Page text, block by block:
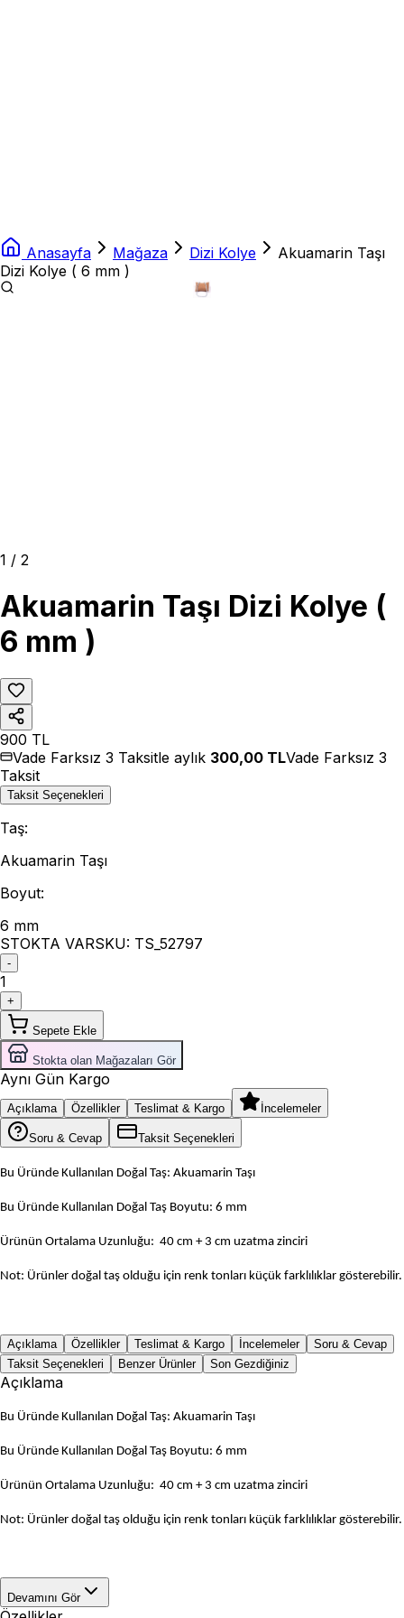
Anasayfa Mağaza Dizi Kolye
Akuamarin Taşı
Dizi Kolye ( 6 mm )
1 / 2
Akuamarin Taşı Dizi Kolye (
6 mm )
900 TL
Vade Farksız 3 Taksitle aylık 300,00 TLVade Farksız 3
Taksit
Taksit Seçenekleri
Taş:
Akuamarin Taşı
Boyut:
6 mm
STOKTA VARSKU: TS_52797
-
1
+
Sepete Ekle
Stokta olan Mağazaları Gör
Aynı Gün Kargo
Açıklama Özellikler Teslimat & Kargo İncelemeler
Soru & Cevap Taksit Seçenekleri
Bu Üründe Kullanılan Doğal Taş: Akuamarin Taşı
Bu Üründe Kullanılan Doğal Taş Boyutu: 6 mm
Ürünün Ortalama Uzunluğu: 40 cm + 3 cm uzatma zinciri
Not: Ürünler doğal taş olduğu için renk tonları küçük farklılıklar gösterebilir.
Açıklama Özellikler Teslimat & Kargo İncelemeler
Soru & Cevap
Taksit Seçenekleri
Benzer Ürünler Son Gezdiğiniz
Açıklama
Bu Üründe Kullanılan Doğal Taş: Akuamarin Taşı
Bu Üründe Kullanılan Doğal Taş Boyutu: 6 mm
Ürünün Ortalama Uzunluğu: 40 cm + 3 cm uzatma zinciri
Not: Ürünler doğal taş olduğu için renk tonları küçük farklılıklar gösterebilir.
Devamını Gör